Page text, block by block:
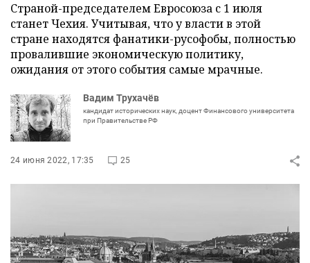
Страной-председателем Евросоюза с 1 июля
станет Чехия. Учитывая, что у власти в этой
стране находятся фанатики-русофобы, полностью
провалившие экономическую политику,
ожидания от этого события самые мрачные.
Вадим Трухачёв
кандидат исторических наук, доцент Финансового университета
при Правительстве РФ
24 июня 2022, 17:35 25